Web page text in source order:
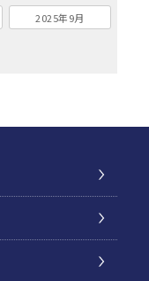
2025年9月